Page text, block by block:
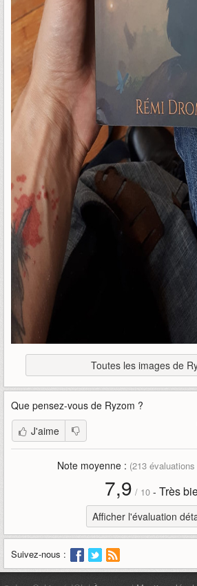
Toutes les images de
Que pensez-vous de Ryzom ?
J'aime
Note moyenne : (213 évaluations
7,9 / 10- Très
Afficher l'évaluation
Suivez-nous :